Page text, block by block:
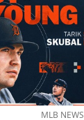
MLB NEWS